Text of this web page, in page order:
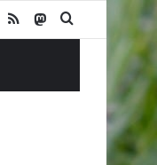
YouTube
RSS MastodonSuchen nach